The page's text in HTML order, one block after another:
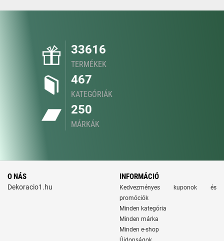
33616
TERMÉKEK
467
KATEGÓRIÁK
250
MÁRKÁK
O NÁS
Dekoracio1.hu
INFORMÁCIÓ
Kedvezményes kuponok és
promóciók
Minden kategória
Minden márka
Minden e-shop